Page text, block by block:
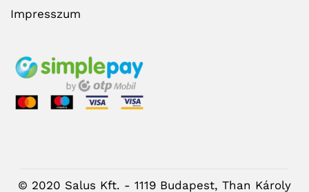
Impresszum
© 2020 Salus Kft. - 1119 Budapest, Than Károly